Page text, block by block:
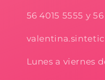
56 4015 5555 y
Lunes a viernes